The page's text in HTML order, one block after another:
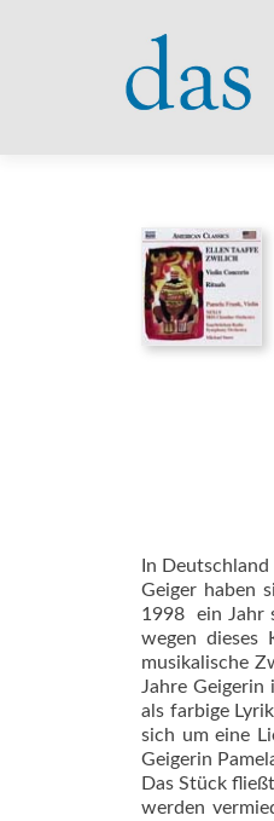
In
Geiger haben
1998  ein
wegen dieses
musikalische
Jahre
als farbige
sich um eine
Geigerin
Das Stück
werden